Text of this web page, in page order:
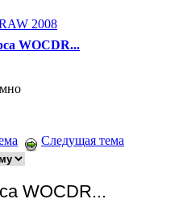
2008
WOCDR...
Следущая тема
WOCDR...